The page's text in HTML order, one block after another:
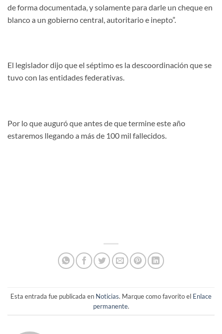
de forma documentada, y solamente para darle un cheque en
blanco a un gobierno central, autoritario e inepto”.
El legislador dijo que el séptimo es la descoordinación que se
tuvo con las entidades federativas.
Por lo que auguró que antes de que termine este año
estaremos llegando a más de 100 mil fallecidos.
Esta entrada fue publicada en Noticias. Marque como favorito el Enlace
permanente.